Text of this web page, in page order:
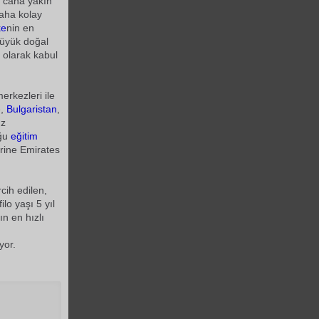
kolay
nin en
doğal
kabul
ile
Bulgaristan
eğitim
Emirates
edilen,
yaşı 5 yıl
en hızlı